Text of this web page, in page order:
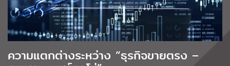
ความแตกต่างระหว่าง “ธุรกิจขายตรง –